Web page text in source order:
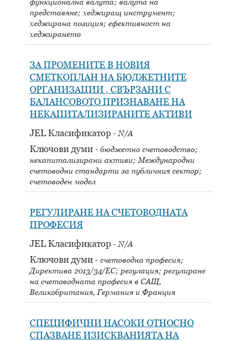
представяне; хеджиращ инструмент;
хеджирана позиция; ефективност на
хеджирането
ЗА ПРОМЕНИТЕ В НОВИЯ
СМЕТКОПЛАН НА БЮДЖЕТНИТЕ
ОРГАНИЗАЦИИ , СВЪРЗАНИ С
БАЛАНСОВОТО ПРИЗНАВАНЕ НА
НЕКАПИТАЛИЗИРАНИТЕ АКТИВИ
JEL Класификатор
N/A
Ключови думи
бюджетно счетоводство;
некапитализирани активи; Международни
счетоводни стандарти за публичния сектор;
счетоводен модел
РЕГУЛИРАНЕ НА СЧЕТОВОДНАТА
ПРОФЕСИЯ
JEL Класификатор
N/A
Ключови думи
счетоводна професия;
Директива 2013/34/ЕС; регулация; регулиране
на счетоводната професия в САЩ,
Великобритания, Германия и Франция
СПЕЦИФИЧНИ НАСОКИ ОТНОСНО
СПАЗВАНЕ ИЗИСКВАНИЯТА НА